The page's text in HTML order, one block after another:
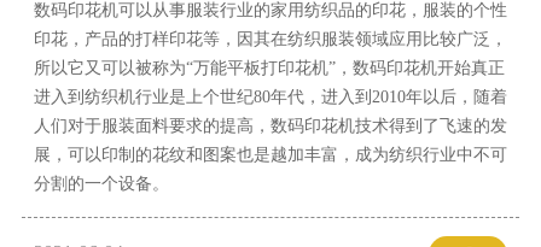
数码印花机可以从事服装行业的家用纺织品的印花，服装的个性
印花，产品的打样印花等，因其在纺织服装领域应用比较广泛，
所以它又可以被称为“万能平板打印花机”，数码印花机开始真正
进入到纺织机行业是上个世纪80年代，进入到2010年以后，随着
人们对于服装面料要求的提高，数码印花机技术得到了飞速的发
展，可以印制的花纹和图案也是越加丰富，成为纺织行业中不可
分割的一个设备。